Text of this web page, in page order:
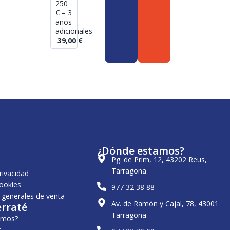
250
€ – 3
años
adicionales
39,00 €
de venta
¿Dónde estamos?
Pg. de Prim, 12, 43202 Reus,
Tarragona
977 32 38 88
Av. de Ramón y Cajal, 78, 43001
Tarragona